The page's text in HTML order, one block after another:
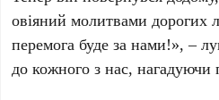
овіяний молитвами дорогих
перемога буде за нами!», –
до кожного з нас,